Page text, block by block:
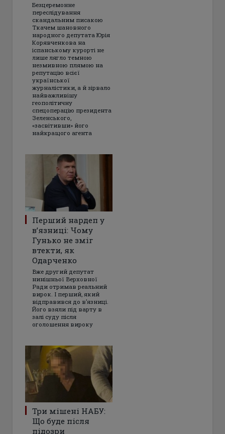
Безцеремонне
переслідування
скандальним писакою
Ткачем шановного
народного депутата Юрія
Корявченкова на
іспанському курорті не
лише лягло темною
незмивною плямою на
репутацію всієї
української
журналістики, а й зірвало
найважливішу
геополітичну
спецоперацію президента
Зеленського,
«засвітивши» його
найкращого агента
Перший нардеп у
в’язниці: Чому
Гунько не зміг
втекти, як
Одарченко
Вже другий депутат
нинішньої Верховної
Ради отримав реальний
вирок. І перший, який
відправився до в’язниці.
Його взяли під варту в
залі суду після
оголошення вироку
Три мішені НАБУ:
Що буде після
підозри